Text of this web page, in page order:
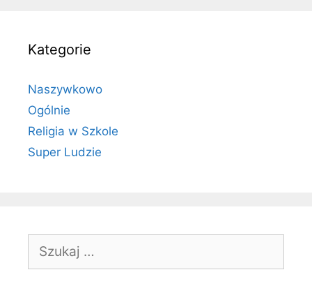
Kategorie
Naszywkowo
Ogólnie
Religia w Szkole
Super Ludzie